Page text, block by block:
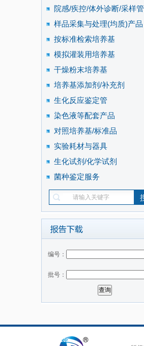
院感/疾控/体外诊断/采样管
样品采集与处理(均质)产品
按标准检索培养基
模拟灌装用培养基
干燥粉末培养基
培养基添加剂/补充剂
生化反应鉴定管
染色液等配套产品
对照培养基/标准品
实验耗材与器具
生化试剂/化学试剂
菌种鉴定服务
编号：
批号：